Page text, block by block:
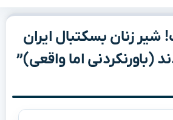
زنان بسکتبال ایران
(باورنکردنی اما واقعی)”